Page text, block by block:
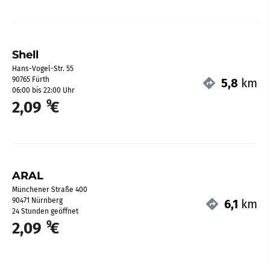
Shell
Hans-Vogel-Str. 55
90765 Fürth
06:00 bis 22:00 Uhr
2,09 9€
5,8 km
ARAL
Münchener Straße 400
90471 Nürnberg
24 Stunden geöffnet
2,09 9€
6,1 km